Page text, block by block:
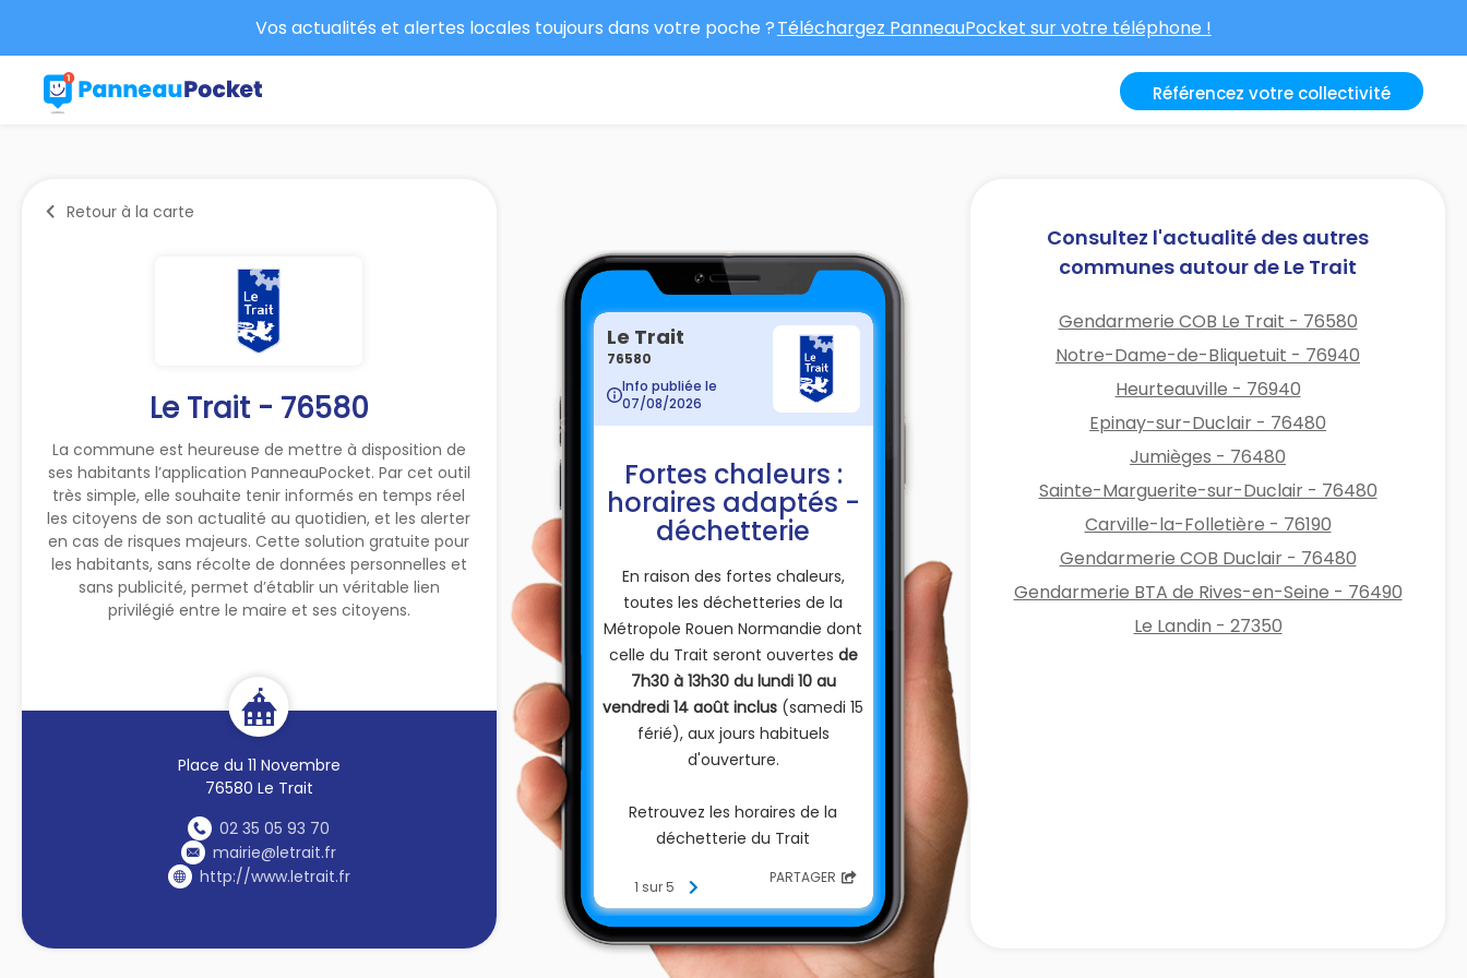
Vos actualités et alertes locales toujours dans votre poche ?Téléchargez PanneauPocket sur votre téléphone !
Référencez votre collectivité
Retour à la carte
Le Trait - 76580
La commune est heureuse de mettre à disposition de
ses habitants l’application PanneauPocket. Par cet outil
très simple, elle souhaite tenir informés en temps réel
les citoyens de son actualité au quotidien, et les alerter
en cas de risques majeurs. Cette solution gratuite pour
les habitants, sans récolte de données personnelles et
sans publicité, permet d’établir un véritable lien
privilégié entre le maire et ses citoyens.
Place du 11 Novembre
76580 Le Trait
02 35 05 93 70
mairie@letrait.fr
http://www.letrait.fr
Le Trait
76580
Info publiée le
07/08/2026
Fortes chaleurs :
horaires adaptés -
déchetterie
En raison des fortes chaleurs,
toutes les déchetteries de la
Métropole Rouen Normandie dont
celle du Trait seront ouvertes de
7h30 à 13h30 du lundi 10 au
vendredi 14 août inclus (samedi 15
férié), aux jours habituels
d'ouverture.
Retrouvez les horaires de la
déchetterie du Trait
1 sur 5 PARTAGER
Consultez l'actualité des autres
communes autour de Le Trait
Gendarmerie COB Le Trait - 76580
Notre-Dame-de-Bliquetuit - 76940
Heurteauville - 76940
Epinay-sur-Duclair - 76480
Jumièges - 76480
Sainte-Marguerite-sur-Duclair - 76480
Carville-la-Folletière - 76190
Gendarmerie COB Duclair - 76480
Gendarmerie BTA de Rives-en-Seine - 76490
Le Landin - 27350